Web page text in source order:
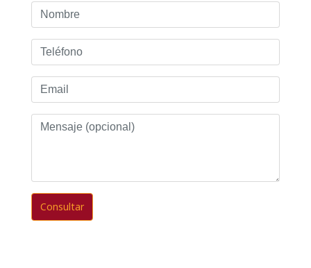
Nombre
Teléfono
Email
Mensaje
(opcional)
Consultar